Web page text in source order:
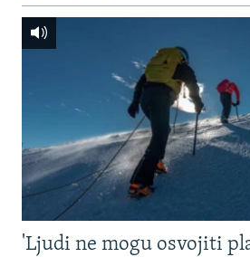
'Ljudi ne mogu osvojiti